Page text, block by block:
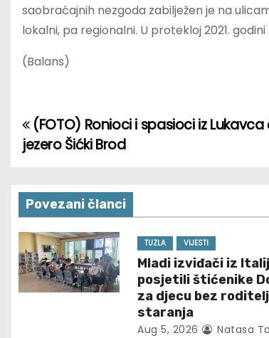
saobraćajnih nezgoda zabilježen je na
lokalni, pa regionalni. U protekloj 2021.
(Balans)
P
o
s
t
n
a
(FOTO) Ronioci i spasioci iz Lukavca
jezero Šićki Brod
Povezani članci
TUZLA VIJESTI
Mladi izviđači iz
posjetili štićenike
za djecu bez
staranja
Aug 5, 2026 Natasa